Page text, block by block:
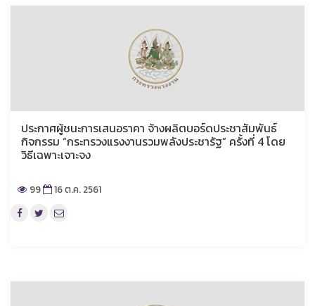
ประกาศผู้ชนะการเสนอราคา จ้างผลิตบอร์ดประชาสัมพันธ์
กิจกรรม “กระทรวงแรงงานรวมพลังประชารัฐ” ครั้งที่ 4 โดย
วิธีเฉพาะเจาะจง
99 16 ต.ค. 2561